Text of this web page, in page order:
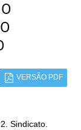
VERSÃO PDF
Sindicato.